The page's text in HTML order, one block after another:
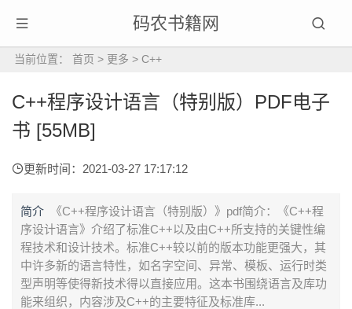
码农书籍网
当前位置： 首页 > 更多 > C++
C++程序设计语言（特别版）PDF电子
书 [55MB]
更新时间：2021-03-27 17:17:12
简介
《C++程序设计语言（特别版）》pdf简介：《C++程
序设计语言》介绍了标准C++以及由C++所支持的关键性编
程技术和设计技术。标准C++较以前的版本功能更强大，其
中许多新的语言特性，如名字空间、异常、模板、运行时类
型声明等使得新技术得以直接应用。这本书围绕语言及库功
能来组织，内容涉及C++的主要特征及标准库...